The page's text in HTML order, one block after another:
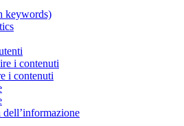
keywords)
i contenuti
i contenuti